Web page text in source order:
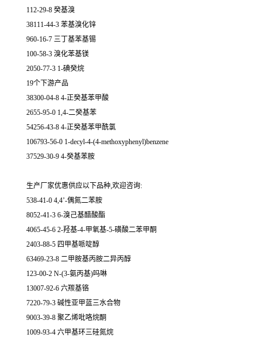
112-29-8 癸基溴
38111-44-3 苯基溴化锌
960-16-7 三丁基苯基锡
100-58-3 溴化苯基镁
2050-77-3 1-碘癸烷
19个下游产品
38300-04-8 4-正癸基苯甲酸
2655-95-0 1,4-二癸基苯
54256-43-8 4-正癸基苯甲酰氯
106793-56-0 1-decyl-4-(4-methoxyphenyl)benzene
37529-30-9 4-癸基苯胺
生产厂家优惠供应以下品种,欢迎咨询:
538-41-0 4,4’-偶氮二苯胺
8052-41-3 6-溴己基醋酸酯
4065-45-6 2-羟基-4-甲氧基-5-磺酸二苯甲酮
2403-88-5 四甲基哌啶醇
63469-23-8 二甲胺基丙胺二异丙醇
123-00-2 N-(3-氨丙基)吗啉
13007-92-6 六羰基铬
7220-79-3 碱性亚甲蓝三水合物
9003-39-8 聚乙烯吡咯烷酮
1009-93-4 六甲基环三硅氮烷